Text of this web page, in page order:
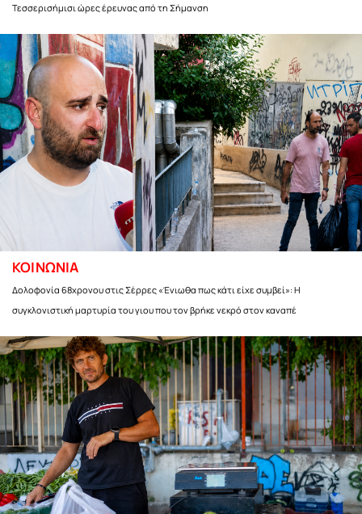
Τεσσερισήμισι ώρες έρευνας από τη Σήμανση
ΚΟΙΝΩΝΙΑ
Δολοφονία 68χρονου στις Σέρρες «Ένιωθα πως κάτι είχε συμβεί»: Η
συγκλονιστική μαρτυρία του γιου που τον βρήκε νεκρό στον καναπέ